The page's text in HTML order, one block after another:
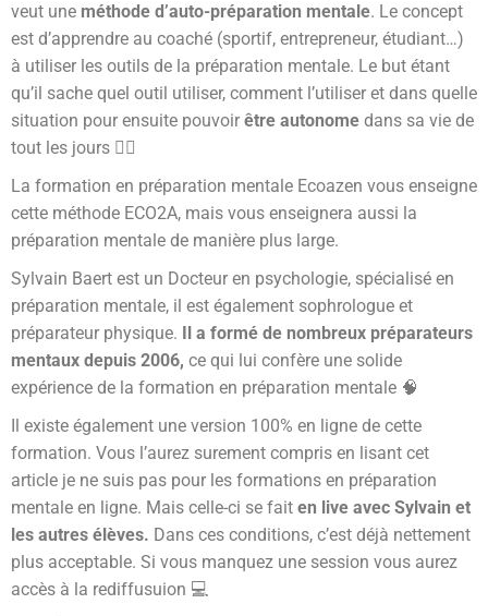
veut une méthode d’auto-préparation mentale. Le concept
est d’apprendre au coaché (sportif, entrepreneur, étudiant…)
à utiliser les outils de la préparation mentale. Le but étant
qu’il sache quel outil utiliser, comment l’utiliser et dans quelle
situation pour ensuite pouvoir être autonome dans sa vie de
tout les jours 🚶‍♂️
La formation en préparation mentale Ecoazen vous enseigne
cette méthode ECO2A, mais vous enseignera aussi la
préparation mentale de manière plus large.
Sylvain Baert est un Docteur en psychologie, spécialisé en
préparation mentale, il est également sophrologue et
préparateur physique. Il a formé de nombreux préparateurs
mentaux depuis 2006, ce qui lui confère une solide
expérience de la formation en préparation mentale 🧠
Il existe également une version 100% en ligne de cette
formation. Vous l’aurez surement compris en lisant cet
article je ne suis pas pour les formations en préparation
mentale en ligne. Mais celle-ci se fait en live avec Sylvain et
les autres élèves. Dans ces conditions, c’est déjà nettement
plus acceptable. Si vous manquez une session vous aurez
accès à la rediffusuion 💻